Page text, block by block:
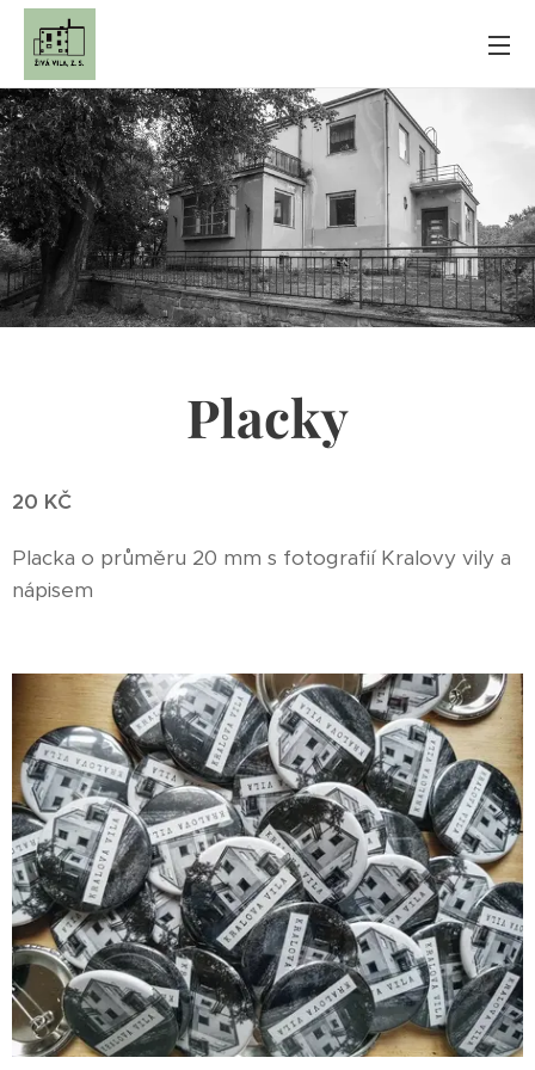
Placky
20 KČ
Placka o průměru 20 mm s fotografií Kralovy vily a
nápisem